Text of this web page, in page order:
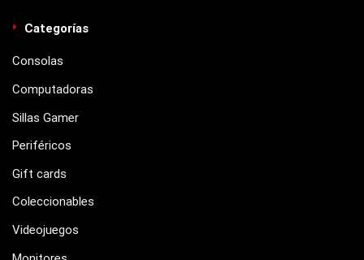
Categorías
Consolas
Computadoras
Sillas Gamer
Periféricos
Gift cards
Coleccionables
Videojuegos